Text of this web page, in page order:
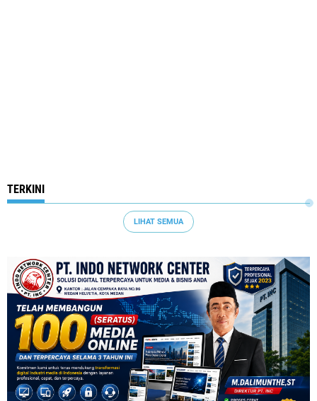
TERKINI
LIHAT SEMUA